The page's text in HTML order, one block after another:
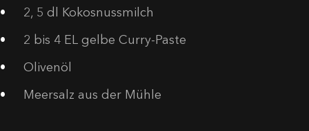
2, 5 dl Kokosnussmilch
2 bis 4 EL gelbe Curry-Paste
Olivenöl
Meersalz aus der Mühle